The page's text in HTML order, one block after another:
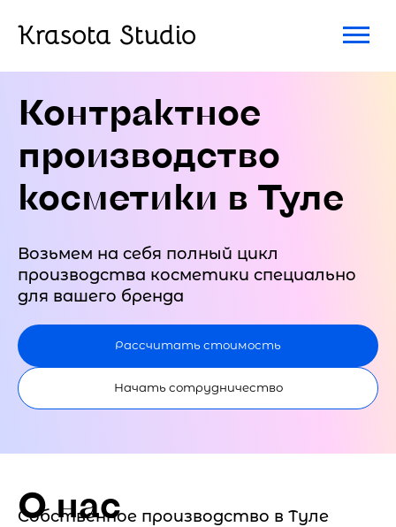
Krasota Studio
Контрактное
производство
косметики в Туле
Возьмем на себя полный цикл
производства косметики специально
для вашего бренда
Рассчитать стоимость
Начать сотрудничество
О нас
Собственное производство в Туле